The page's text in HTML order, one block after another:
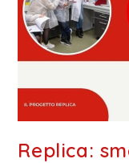
Replica: